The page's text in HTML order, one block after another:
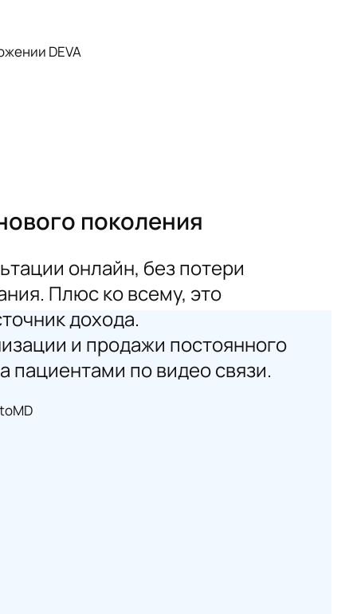
DEVA
поколения
онлайн, без потери
Плюс ко всему, это
дохода.
и продажи постоянного
пациентами по видео связи.